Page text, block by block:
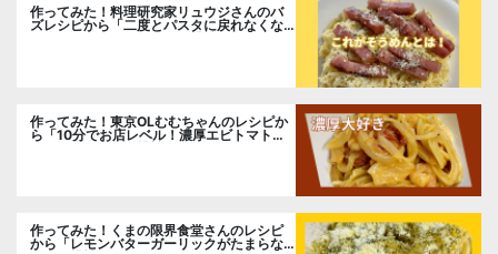
作ってみた！料理研究家リュウジさんのバ
ズレシピから「二度とパスタに戻れなくな
作ってみた！東京OLむむちゃんのレシピか
ら「10分でお店レベル！濃厚エビトマトク
作ってみた！くまの限界食堂さんのレシピ
から「レモンバターガーリックがたまらな